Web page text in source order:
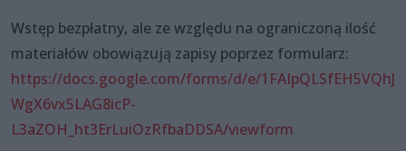
Wstęp bezpłatny, ale ze względu na ograniczoną ilość
materiałów obowiązują zapisy poprzez formularz:
https://docs.google.com/forms/d/e/1FAIpQLSfEH5VQhJ
WgX6vx5LAG8icP-
L3aZOH_ht3ErLuiOzRfbaDDSA/viewform